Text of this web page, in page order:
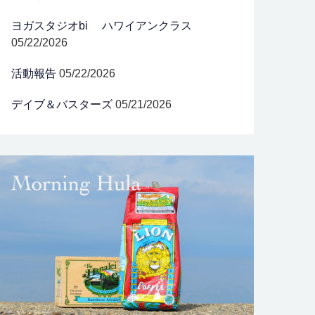
ヨガスタジオbi ハワイアンクラス
05/22/2026
活動報告 05/22/2026
デイブ＆バスターズ 05/21/2026